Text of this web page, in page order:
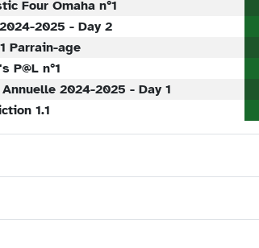
Four Omaha n°1
2024-2025 - Day 2
Parrain-age
P@L n°1
2024-2025 - Day 1
1.1